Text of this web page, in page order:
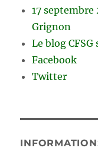
17 septembre
Grignon
Le blog
Facebook
Twitter